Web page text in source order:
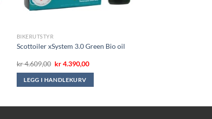
BIKERUTSTYR
Scottoiler xSystem 3.0 Green Bio oil
kr4.609,00 Opprinnelig
var:
kr 4.609,00.
kr4.390,00Nåværende
LEGG I HANDLEKURV